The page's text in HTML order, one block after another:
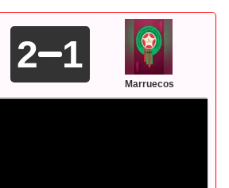
2 1
Marruecos